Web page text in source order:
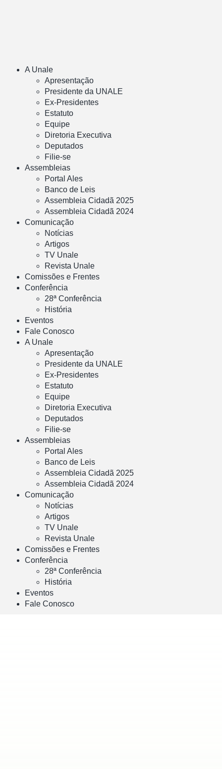
A Unale
Apresentação
Presidente da UNALE
Ex-Presidentes
Estatuto
Equipe
Diretoria Executiva
Deputados
Filie-se
Assembleias
Portal Ales
Banco de Leis
Assembleia Cidadã 2025
Assembleia Cidadã 2024
Comunicação
Notícias
Artigos
TV Unale
Revista Unale
Comissões e Frentes
Conferência
28ª Conferência
História
Eventos
Fale Conosco
A Unale
Apresentação
Presidente da UNALE
Ex-Presidentes
Estatuto
Equipe
Diretoria Executiva
Deputados
Filie-se
Assembleias
Portal Ales
Banco de Leis
Assembleia Cidadã 2025
Assembleia Cidadã 2024
Comunicação
Notícias
Artigos
TV Unale
Revista Unale
Comissões e Frentes
Conferência
28ª Conferência
História
Eventos
Fale Conosco